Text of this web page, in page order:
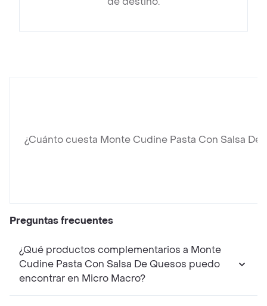
¿Cuánto cuesta Monte Cudine Pasta Con Salsa De
Preguntas frecuentes
¿Qué productos complementarios a Monte
Cudine Pasta Con Salsa De Quesos puedo
encontrar en Micro Macro?